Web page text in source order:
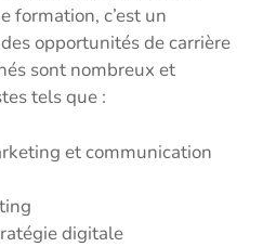
formation, c’est un
opportunités de carrière
sont nombreux et
tels que :
et communication
digitale